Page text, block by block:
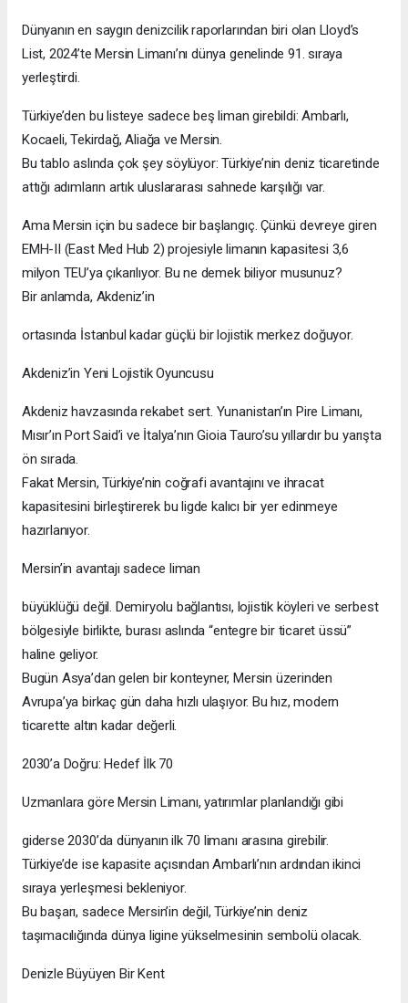
Dünyanın en saygın denizcilik raporlarından biri olan Lloyd’s
List, 2024’te Mersin Limanı’nı dünya genelinde 91. sıraya
yerleştirdi.
Türkiye’den bu listeye sadece beş liman girebildi: Ambarlı,
Kocaeli, Tekirdağ, Aliağa ve Mersin.
Bu tablo aslında çok şey söylüyor: Türkiye’nin deniz ticaretinde
attığı adımların artık uluslararası sahnede karşılığı var.
Ama Mersin için bu sadece bir başlangıç. Çünkü devreye giren
EMH-II (East Med Hub 2) projesiyle limanın kapasitesi 3,6
milyon TEU’ya çıkarılıyor. Bu ne demek biliyor musunuz?
Bir anlamda, Akdeniz’in
ortasında İstanbul kadar güçlü bir lojistik merkez doğuyor.
Akdeniz’in Yeni Lojistik Oyuncusu
Akdeniz havzasında rekabet sert. Yunanistan’ın Pire Limanı,
Mısır’ın Port Said’i ve İtalya’nın Gioia Tauro’su yıllardır bu yarışta
ön sırada.
Fakat Mersin, Türkiye’nin coğrafi avantajını ve ihracat
kapasitesini birleştirerek bu ligde kalıcı bir yer edinmeye
hazırlanıyor.
Mersin’in avantajı sadece liman
büyüklüğü değil. Demiryolu bağlantısı, lojistik köyleri ve serbest
bölgesiyle birlikte, burası aslında “entegre bir ticaret üssü”
haline geliyor.
Bugün Asya’dan gelen bir konteyner, Mersin üzerinden
Avrupa’ya birkaç gün daha hızlı ulaşıyor. Bu hız, modern
ticarette altın kadar değerli.
2030’a Doğru: Hedef İlk 70
Uzmanlara göre Mersin Limanı, yatırımlar planlandığı gibi
giderse 2030’da dünyanın ilk 70 limanı arasına girebilir.
Türkiye’de ise kapasite açısından Ambarlı’nın ardından ikinci
sıraya yerleşmesi bekleniyor.
Bu başarı, sadece Mersin’in değil, Türkiye’nin deniz
taşımacılığında dünya ligine yükselmesinin sembolü olacak.
Denizle Büyüyen Bir Kent